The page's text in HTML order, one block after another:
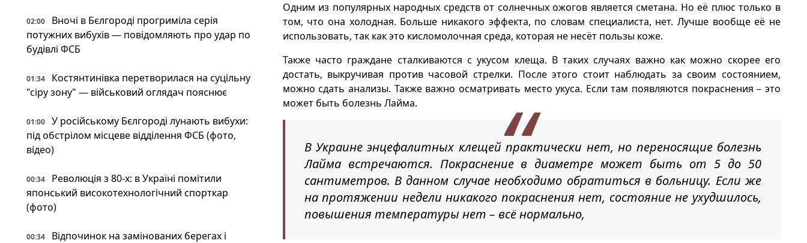
02:00
Вночі в Бєлгороді прогриміла серія
потужних вибухів — повідомляють про удар по
будівлі ФСБ
01:34
Костянтинівка перетворилася на суцільну
"сіру зону" — військовий оглядач пояснює
01:00
У російському Бєлгороді лунають вибухи:
під обстрілом місцеве відділення ФСБ (фото,
відео)
00:34
Революція з 80-х: в Україні помітили
японський високотехнологічний спорткар
(фото)
00:34
Відпочинок на замінованих берегах і
Одним из популярных народных средств от солнечных ожогов является сметана. Но её плюс только в
том, что она холодная. Больше никакого эффекта, по словам специалиста, нет. Лучше вообще её не
использовать, так как это кисломолочная среда, которая не несёт пользы коже.
Также часто граждане сталкиваются с укусом клеща. В таких случаях важно как можно скорее его
достать, выкручивая против часовой стрелки. После этого стоит наблюдать за своим состоянием,
можно сдать анализы. Также важно осматривать место укуса. Если там появляются покраснения – это
может быть болезнь Лайма.
В Украине энцефалитных клещей практически нет, но переносящие болезнь
Лайма встречаются. Покраснение в диаметре может быть от 5 до 50
сантиметров. В данном случае необходимо обратиться в больницу. Если же
на протяжении недели никакого покраснения нет, состояние не ухудшилось,
повышения температуры нет – всё нормально,